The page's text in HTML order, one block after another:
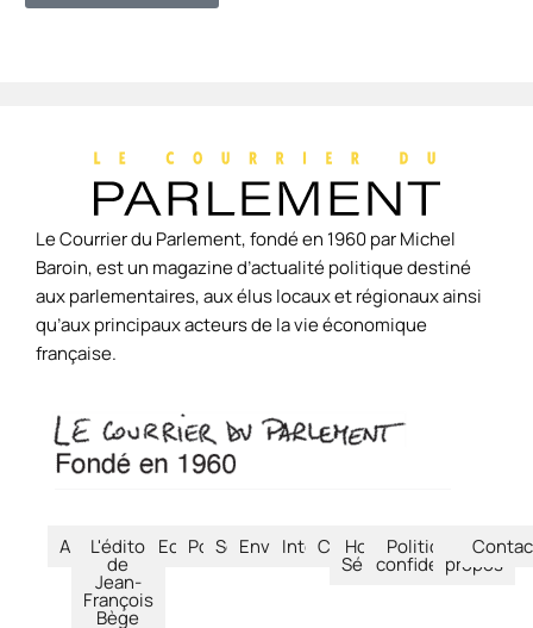
Le Courrier du Parlement, fondé en 1960 par Michel
Baroin, est un magazine d’actualité politique destiné
aux parlementaires, aux élus locaux et régionaux ainsi
qu’aux principaux acteurs de la vie économique
française.
Accueil
L'édito
de
Jean-
François
Bège
Economie
Politique
SociétéEnvironnement
International
CultureHors-
Séries
Politique de
confidentialité
À
propos